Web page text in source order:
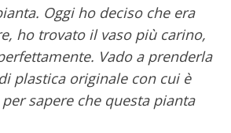
Oggi ho deciso che era
ho trovato il vaso più carino,
Vado a prenderla
plastica originale con cui è
sapere che questa pianta